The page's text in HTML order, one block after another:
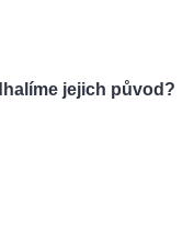
jejich původ?